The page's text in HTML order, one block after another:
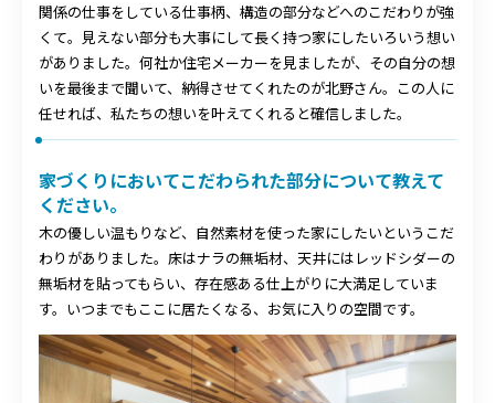
関係の仕事をしている仕事柄、構造の部分などへのこだわりが強
くて。見えない部分も大事にして長く持つ家にしたいろいう想い
がありました。何社か住宅メーカーを見ましたが、その自分の想
いを最後まで聞いて、納得させてくれたのが北野さん。この人に
任せれば、私たちの想いを叶えてくれると確信しました。
家づくりにおいてこだわられた部分について教えて
ください。
木の優しい温もりなど、自然素材を使った家にしたいというこだ
わりがありました。床はナラの無垢材、天井にはレッドシダーの
無垢材を貼ってもらい、存在感ある仕上がりに大満足していま
す。いつまでもここに居たくなる、お気に入りの空間です。